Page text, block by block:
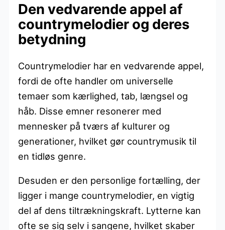
Den vedvarende appel af
countrymelodier og deres
betydning
Countrymelodier har en vedvarende appel,
fordi de ofte handler om universelle
temaer som kærlighed, tab, længsel og
håb. Disse emner resonerer med
mennesker på tværs af kulturer og
generationer, hvilket gør countrymusik til
en tidløs genre.
Desuden er den personlige fortælling, der
ligger i mange countrymelodier, en vigtig
del af dens tiltrækningskraft. Lytterne kan
ofte se sig selv i sangene, hvilket skaber